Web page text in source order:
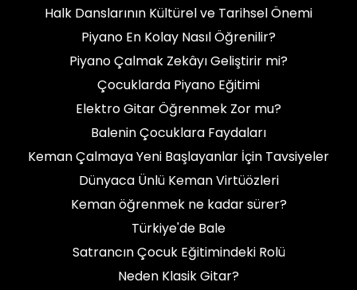
Halk Danslarının Kültürel ve Tarihsel Önemi
Piyano En Kolay Nasıl Öğrenilir?
Piyano Çalmak Zekâyı Geliştirir mi?
Çocuklarda Piyano Eğitimi
Elektro Gitar Öğrenmek Zor mu?
Balenin Çocuklara Faydaları
Keman Çalmaya Yeni Başlayanlar İçin Tavsiyeler
Dünyaca Ünlü Keman Virtüözleri
Keman öğrenmek ne kadar sürer?
Türkiye'de Bale
Satrancın Çocuk Eğitimindeki Rolü
Neden Klasik Gitar?